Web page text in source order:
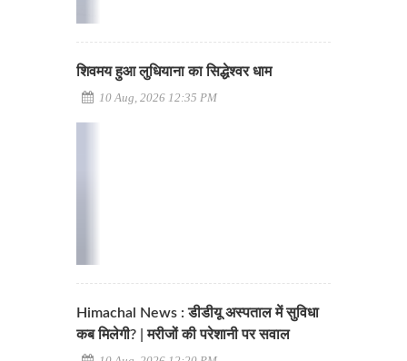
शिवमय हुआ लुधियाना का सिद्धेश्वर धाम
10 Aug, 2026 12:35 PM
Himachal News : डीडीयू अस्पताल में सुविधा
कब मिलेगी? | मरीजों की परेशानी पर सवाल